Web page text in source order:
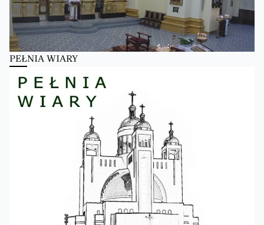
PEŁNIA WIARY